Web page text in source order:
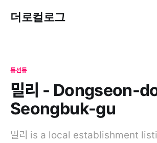
더로컬로그
동선동
밀리 - Dongseon-
Seongbuk-gu
밀리 is a local establishment